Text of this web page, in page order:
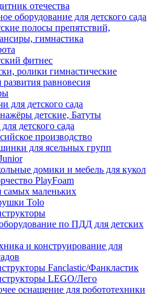
отечества
оборудование для детского сада
полосы препятствий,
гимнастика
фитнес
ролики гимнастические
развития равновесия
для детского сада
детские, Батуты
детского сада
производство
для ясельных групп
домики и мебель для кукол
PlayFoam
самых маленьких
Tolo
по ПДД для детских
и конструирование для
Fanclastic/Фанкластик
LEGO/Лего
оснащение для робототехники